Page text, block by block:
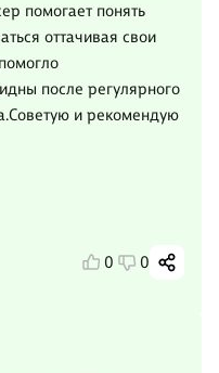
помогает понять
оттачивая свои
после регулярного
и рекомендую
0 0